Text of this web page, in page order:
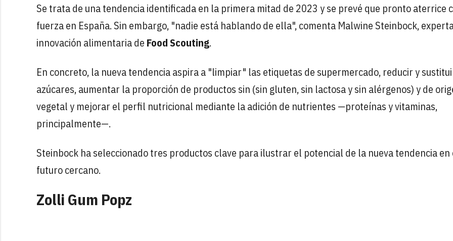
Se trata de una tendencia identificada en la primera mitad de 2023 y se prevé que pronto aterrice
fuerza en España. Sin embargo, "nadie está hablando de ella", comenta Malwine Steinbock,
innovación alimentaria de Food Scouting.
En concreto, la nueva tendencia aspira a "limpiar" las etiquetas de supermercado, reducir y
azúcares, aumentar la proporción de productos sin (sin gluten, sin lactosa y sin alérgenos) y de
vegetal y mejorar el perfil nutricional mediante la adición de nutrientes —proteínas y vitaminas,
principalmente—.
Steinbock ha seleccionado tres productos clave para ilustrar el potencial de la nueva tendencia en
futuro cercano.
Zolli Gum Popz